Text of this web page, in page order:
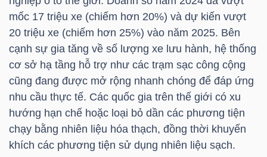
mốc 17 triệu xe (chiếm hơn 20%) và dự kiến vượt
20 triệu xe (chiếm hơn 25%) vào năm 2025. Bên
cạnh sự gia tăng về số lượng xe lưu hành, hệ thống
cơ sở hạ tầng hỗ trợ như các trạm sạc công cộng
cũng đang được mở rộng nhanh chóng để đáp ứng
nhu cầu thực tế. Các quốc gia trên thế giới có xu
hướng hạn chế hoặc loại bỏ dần các phương tiện
chạy bằng nhiên liệu hóa thạch, đồng thời khuyến
khích các phương tiện sử dụng nhiên liệu sạch.
CÔNG
CỤ
ĐẦU
TƯ
TRUY